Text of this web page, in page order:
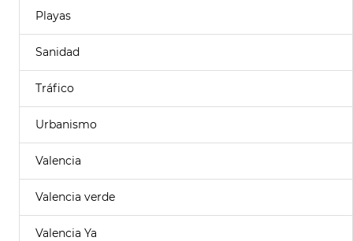
Playas
Sanidad
Tráfico
Urbanismo
Valencia
Valencia verde
Valencia Ya